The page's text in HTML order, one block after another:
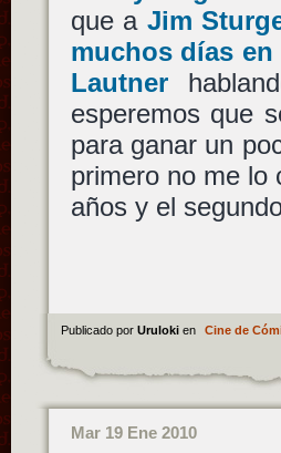
que a Jim
muchos días en
Lautner
esperemos que
para ganar un
primero no me
años y el
Publicado por Uruloki en Cine de
Mar 19 Ene 2010